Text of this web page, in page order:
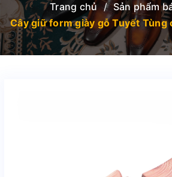
Trang chủ / Sản phẩm
Cây giữ form giày gỗ Tuyết Tùng